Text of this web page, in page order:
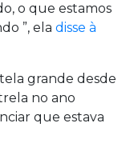
o que estamos
”, ela disse à
grande desde
no ano
que estava